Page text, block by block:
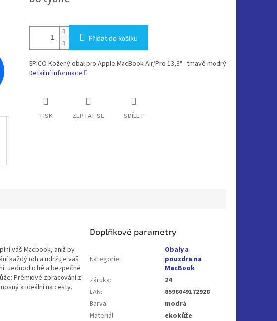
Přidat do košíku
EPICO Kožený obal pro Apple MacBook Air/Pro 13,3" - tmavě modrý
Detailní informace
TISK ZEPTAT SE SDÍLET
váš Macbook, aniž by
každý roh a udržuje váš
Jednoduché a bezpečné
Prémiové zpracování z
a ideální na cesty.
Doplňkové parametry
Kategorie:
Obaly a
pouzdra na
MacBook
Záruka:
24
EAN:
8596049172928
Barva:
modrá
Materiál:
ekokůže